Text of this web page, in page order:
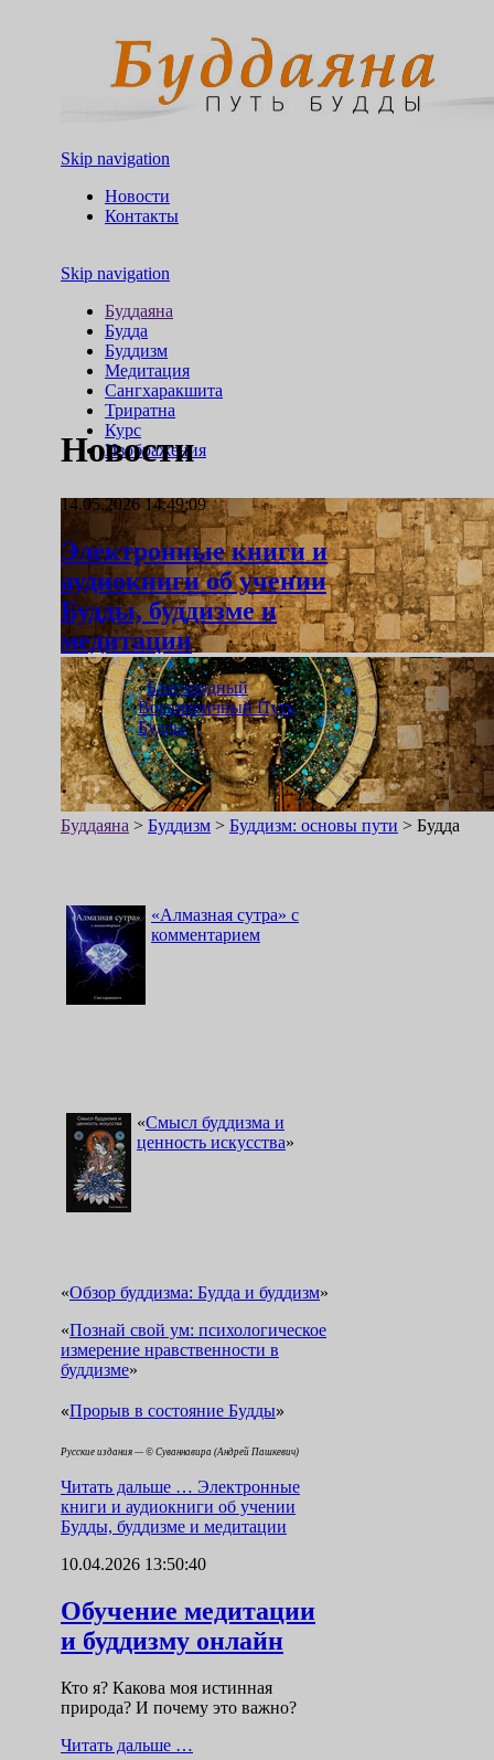
Skip navigation
Новости
Контакты
Skip navigation
Буддаяна
Будда
Буддизм
Медитация
Сангхаракшита
Триратна
Курс
Изображения
Буддаяна > Буддизм > Буддизм: основы пути > Будда
Новости
14.05.2026 14:49:09
Электронные книги и
аудиокниги об учении
Будды, буддизме и
медитации
«Благородный
Восьмеричный Путь
Будды»
«Алмазная сутра» с
комментарием
«Смысл буддизма и
ценность искусства»
«Обзор буддизма: Будда и буддизм»
«Познай свой ум: психологическое
измерение нравственности в
буддизме»
«Прорыв в состояние Будды»
Русские издания — © Суваннавира (Андрей Пашкевич)
Читать дальше … Электронные
книги и аудиокниги об учении
Будды, буддизме и медитации
10.04.2026 13:50:40
Обучение медитации
и буддизму онлайн
Кто я? Какова моя истинная
природа? И почему это важно?
Читать дальше …